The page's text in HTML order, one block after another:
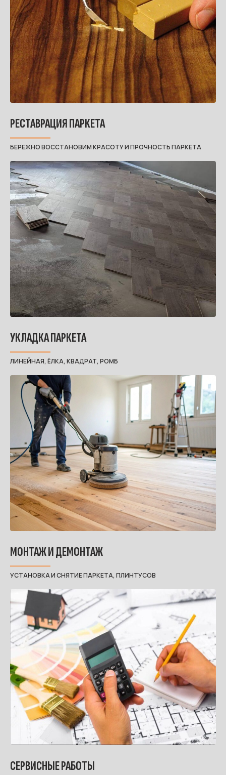
РЕСТАВРАЦИЯ ПАРКЕТА
БЕРЕЖНО ВОССТАНОВИМ КРАСОТУ И ПРОЧНОСТЬ ПАРКЕТА
УКЛАДКА ПАРКЕТА
ЛИНЕЙНАЯ, ЁЛКА, КВАДРАТ, РОМБ
МОНТАЖ И ДЕМОНТАЖ
УСТАНОВКА И СНЯТИЕ ПАРКЕТА, ПЛИНТУСОВ
СЕРВИСНЫЕ РАБОТЫ